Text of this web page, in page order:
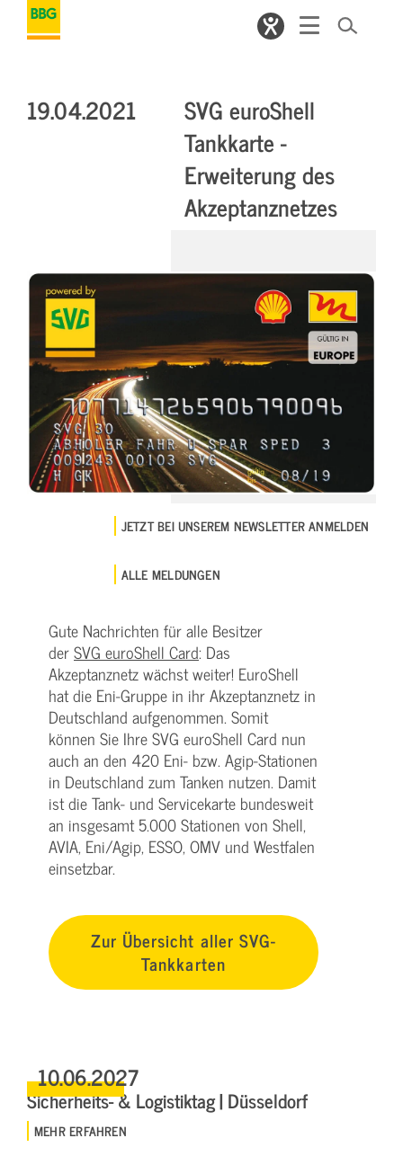
19.04.2021
SVG euroShell
Tankkarte -
Erweiterung des
Akzeptanznetzes
JETZT BEI UNSEREM NEWSLETTER ANMELDEN
ALLE MELDUNGEN
Gute Nachrichten für alle Besitzer
derSVG euroShell Card: Das
Akzeptanznetz wächst weiter! EuroShell
hat die Eni-Gruppe in ihr Akzeptanznetz in
Deutschland aufgenommen. Somit
können Sie Ihre SVG euroShell Card nun
auch an den 420 Eni- bzw. Agip-Stationen
in Deutschland zum Tanken nutzen. Damit
ist die Tank- und Servicekarte bundesweit
an insgesamt 5.000 Stationen von Shell,
AVIA, Eni/Agip, ESSO, OMV und Westfalen
einsetzbar.
Zur Übersicht aller SVG-
Tankkarten
10.06.2027
Sicherheits- & Logistiktag | Düsseldorf
MEHR ERFAHREN